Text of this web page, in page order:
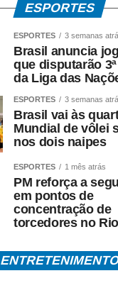
ESPORTES
ESPORTES 3 semanas
Brasil anuncia
que disputarão
da Liga das
ESPORTES 3 semanas
Brasil vai às
Mundial de vôlei
nos dois naipes
ESPORTES 1 mês atrás
PM reforça a
em pontos de
concentração de
torcedores no Rio